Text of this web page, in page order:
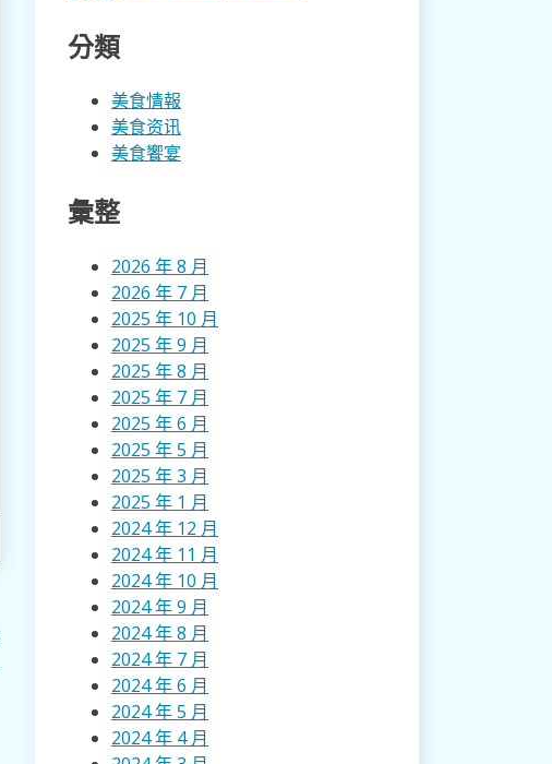
分類
美食情報
美食资讯
美食饗宴
彙整
2026 年 8 月
2026 年 7 月
2025 年 10 月
2025 年 9 月
2025 年 8 月
2025 年 7 月
2025 年 6 月
2025 年 5 月
2025 年 3 月
2025 年 1 月
2024 年 12 月
2024 年 11 月
2024 年 10 月
2024 年 9 月
2024 年 8 月
2024 年 7 月
2024 年 6 月
2024 年 5 月
2024 年 4 月